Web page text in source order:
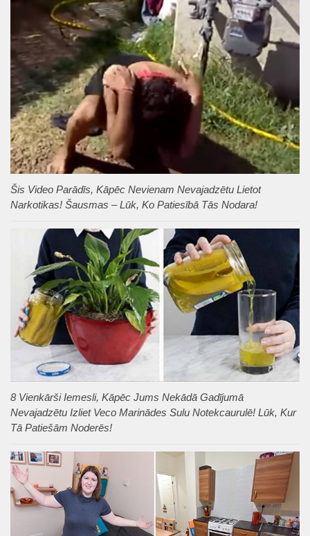
Šis Video Parādīs, Kāpēc Nevienam Nevajadzētu Lietot
Narkotikas! Šausmas – Lūk, Ko Patiesībā Tās Nodara!
8 Vienkārši Iemesli, Kāpēc Jums Nekādā Gadījumā
Nevajadzētu Izliet Veco Marinādes Sulu Notekcaurulē! Lūk, Kur
Tā Patiešām Noderēs!